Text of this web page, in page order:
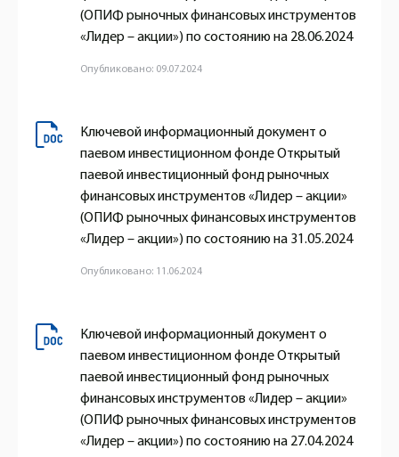
(ОПИФ рыночных финансовых инструментов
«Лидер – акции») по состоянию на 28.06.2024
Опубликовано: 09.07.2024
Ключевой информационный документ о
паевом инвестиционном фонде Открытый
паевой инвестиционный фонд рыночных
финансовых инструментов «Лидер – акции»
(ОПИФ рыночных финансовых инструментов
«Лидер – акции») по состоянию на 31.05.2024
Опубликовано: 11.06.2024
Ключевой информационный документ о
паевом инвестиционном фонде Открытый
паевой инвестиционный фонд рыночных
финансовых инструментов «Лидер – акции»
(ОПИФ рыночных финансовых инструментов
«Лидер – акции») по состоянию на 27.04.2024